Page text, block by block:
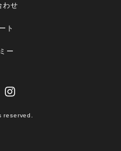
わせ
ト
ー
reserved.